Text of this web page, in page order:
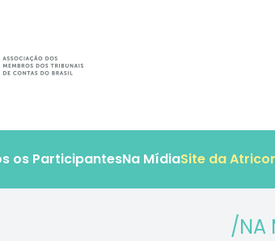
os ParticipantesNa MídiaSite da
/NA